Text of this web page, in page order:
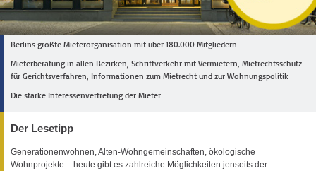
Berlins größte Mieterorganisation mit über 180.000 Mitgliedern
Mieterberatung in allen Bezirken, Schriftverkehr mit Vermietern, Mietrechtsschutz
für Gerichtsverfahren, Informationen zum Mietrecht und zur Wohnungspolitik
Die starke Interessenvertretung der Mieter
Der Lesetipp
Generationenwohnen, Alten-Wohngemeinschaften, ökologische
Wohnprojekte – heute gibt es zahlreiche Möglichkeiten jenseits der